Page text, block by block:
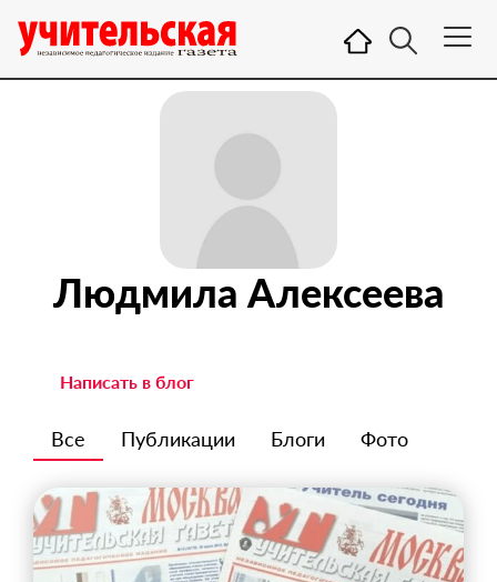
Людмила Алексеева
Написать в блог
Все Публикации Блоги Фото